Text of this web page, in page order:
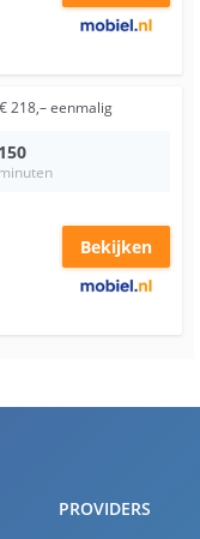
€218,–eenmalig
150
minuten
Bekijken
PROVIDERS